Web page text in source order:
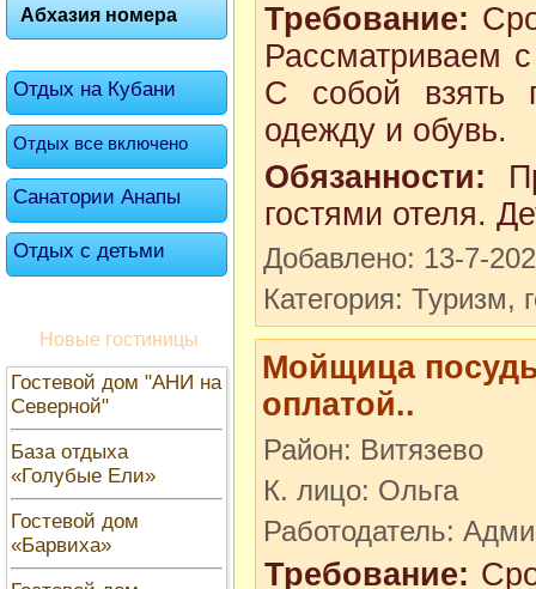
Абхазия номера
Отдых на Кубани
Отдых все включено
Санатории Анапы
Отдых с детьми
Новые гостиницы
Гостевой дом "АНИ на
Северной"
База отдыха
«Голубые Ели»
Гостевой дом
«Барвиха»
Требование:
Рассматриваем
С собой взять
одежду и обувь.
Обязанности:
гостями отеля.
Добавлено: 13-7-
Категория: Туризм,
Мойщица
оплатой..
Район: Витязево
К. лицо: Ольга
Работодатель:
Требование: